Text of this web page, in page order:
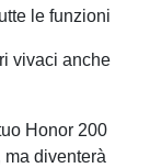
le funzioni
vivaci anche
Honor 200
ma diventerà